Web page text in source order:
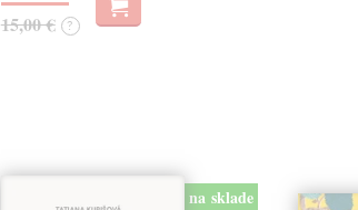
15,00 € ?
na sklade